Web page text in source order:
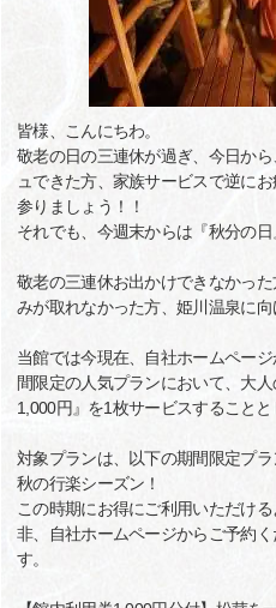
皆様、こんにちわ。
敬老の日の三連休が過ぎ、今日か
ュできた方、家族サービスで逆に
参りましょう！！
それでも、今週末からは『秋分の日
敬老の三連休お出かけできなかっ
みが取れなかった方、姫川温泉に
当館では今現在、自社ホームペー
間限定の人気プランにおいて、大
1,000円』を1枚サービスすることと
対象プランは、以下の期間限定プラ
秋の行楽シーズン！
この時期にお得にご利用いただけ
非、自社ホームページからご予約
す。